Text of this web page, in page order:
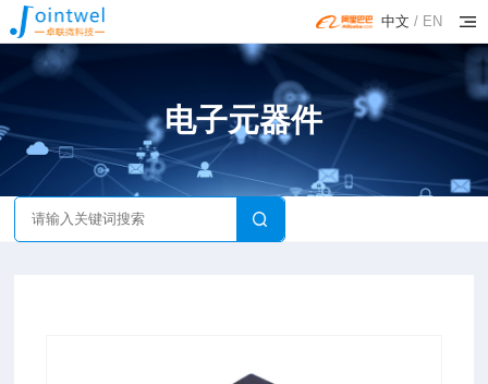
中文 / EN
电子元器件